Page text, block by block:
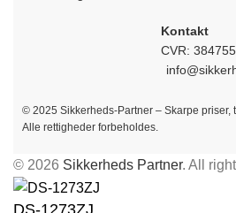
Kontakt
CVR:
© 2025 Sikkerheds-Partner – Skarpe priser,
Alle rettigheder forbeholdes.
© 2026 Sikkerheds Partner. All